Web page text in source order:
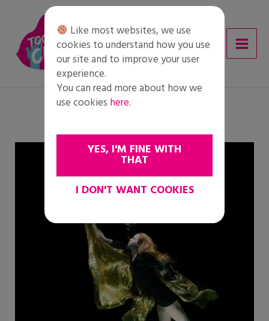
content
Like most websites, we use
cookies to understand how you use
our site and to improve your user
experience.
You can read more about how we
use cookies here.
YES, I'M FINE WITH
THAT
I DON'T WANT COOKIES